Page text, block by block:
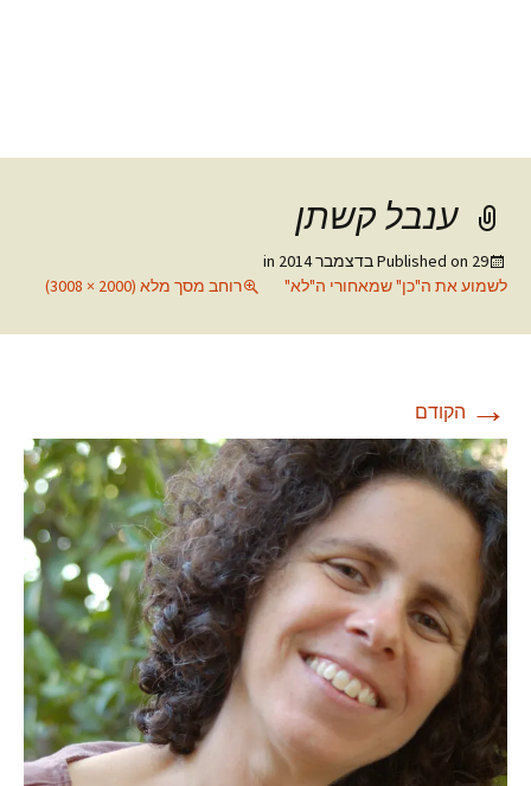
ענבל קשתן
Published on 29 בדצמבר 2014
לשמוע את ה"כן" שמאחורי ה"לא"
רוחב מסך מלא (2000 × 3008)
→ הקודם